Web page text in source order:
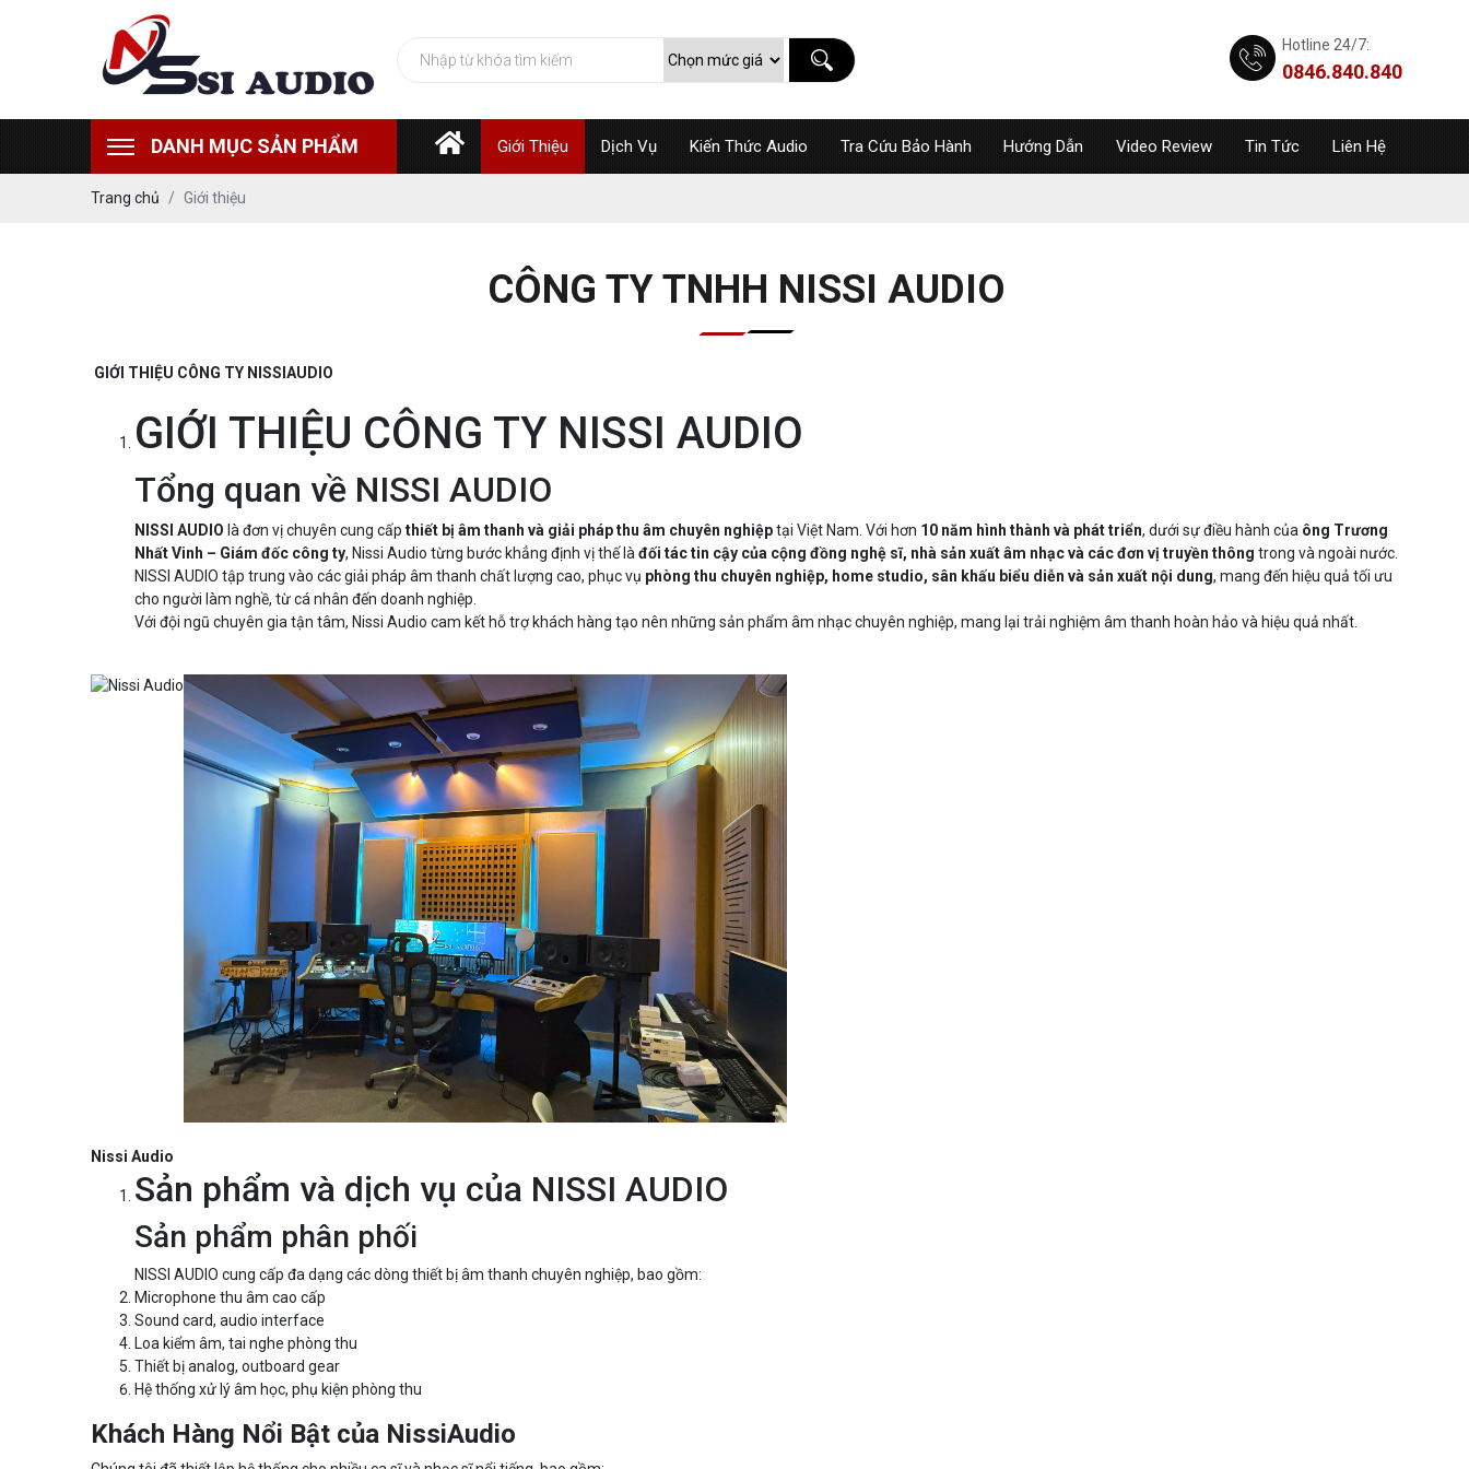
Hotline 24/7:
0846.840.840
DANH MỤC SẢN PHẨM Giới Thiệu Dịch Vụ Kiến Thức Audio Tra Cứu Bảo Hành Hướng Dẫn Video Review Tin Tức Liên Hệ
Trang chủ Giới thiệu
CÔNG TY TNHH NISSI AUDIO
GIỚI THIỆU CÔNG TY NISSIAUDIO
GIỚI THIỆU CÔNG TY NISSI AUDIO
Tổng quan về NISSI AUDIO
NISSI AUDIO là đơn vị chuyên cung cấp thiết bị âm thanh và giải pháp thu âm chuyên nghiệptại Việt Nam. Với hơn 10 năm hình thành và phát triển, dưới sự điều hành của ông Trương
Nhất Vinh – Giám đốc công ty, Nissi Audio từng bước khẳng định vị thế làđối tác tin cậy của cộng đồng nghệ sĩ, nhà sản xuất âm nhạc và các đơn vị truyền thông trong và ngoài nước.
NISSI AUDIO tập trung vào các giải pháp âm thanh chất lượng cao, phục vụ phòng thu chuyên nghiệp, home studio, sân khấu biểu diễn và sản xuất nội dung, mang đến hiệu quả tối ưu
cho người làm nghề, từ cá nhân đến doanh nghiệp.
Với đội ngũ chuyên gia tận tâm, Nissi Audio cam kết hỗ trợ khách hàng tạo nên những sản phẩm âm nhạc chuyên nghiệp, mang lại trải nghiệm âm thanh hoàn hảo và hiệu quả nhất.
Nissi Audio
Sản phẩm và dịch vụ của NISSI AUDIO
Sản phẩm phân phối
NISSI AUDIO cung cấp đa dạng các dòng thiết bị âm thanh chuyên nghiệp, bao gồm:
Microphone thu âm cao cấp
Sound card, audio interface
Loa kiểm âm, tai nghe phòng thu
Thiết bị analog, outboard gear
Hệ thống xử lý âm học, phụ kiện phòng thu
Khách Hàng Nổi Bật của NissiAudio